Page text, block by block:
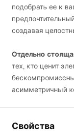
подобрать ее к
создавая
Отдельно
тех, кто ценит
асимметричный
Свойства